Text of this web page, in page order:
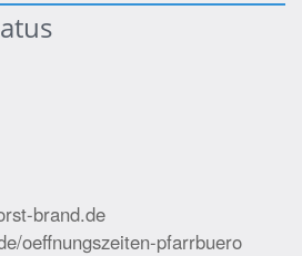
brand.de
oeffnungszeiten-pfarrbuero